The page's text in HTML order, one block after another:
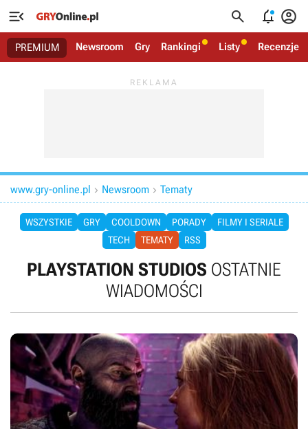
   
PREMIUM Newsroom Gry Rankingi Listy Recenzje
www.gry-online.pl  Newsroom  Tematy
WSZYSTKIE GRY COOLDOWN PORADY
FILMY I SERIALE
TECH
TEMATY RSS
PLAYSTATION STUDIOS OSTATNIE
WIADOMOŚCI